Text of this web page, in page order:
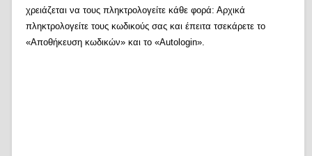
χρειάζεται να τους πληκτρολογείτε κάθε φορά: Αρχικά
πληκτρολογείτε τους κωδικούς σας και έπειτα τσεκάρετε το
«Αποθήκευση κωδικών» και το «Autologin».